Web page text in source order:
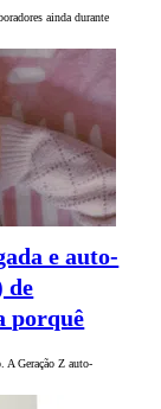
ainda durante
e auto-
de
porquê
A Geração Z auto-